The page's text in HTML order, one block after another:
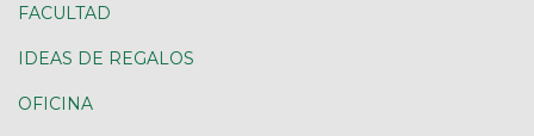
FACULTAD
IDEAS DE REGALOS
OFICINA